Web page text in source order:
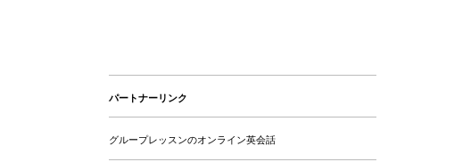
パートナーリンク
グループレッスンのオンライン英会話